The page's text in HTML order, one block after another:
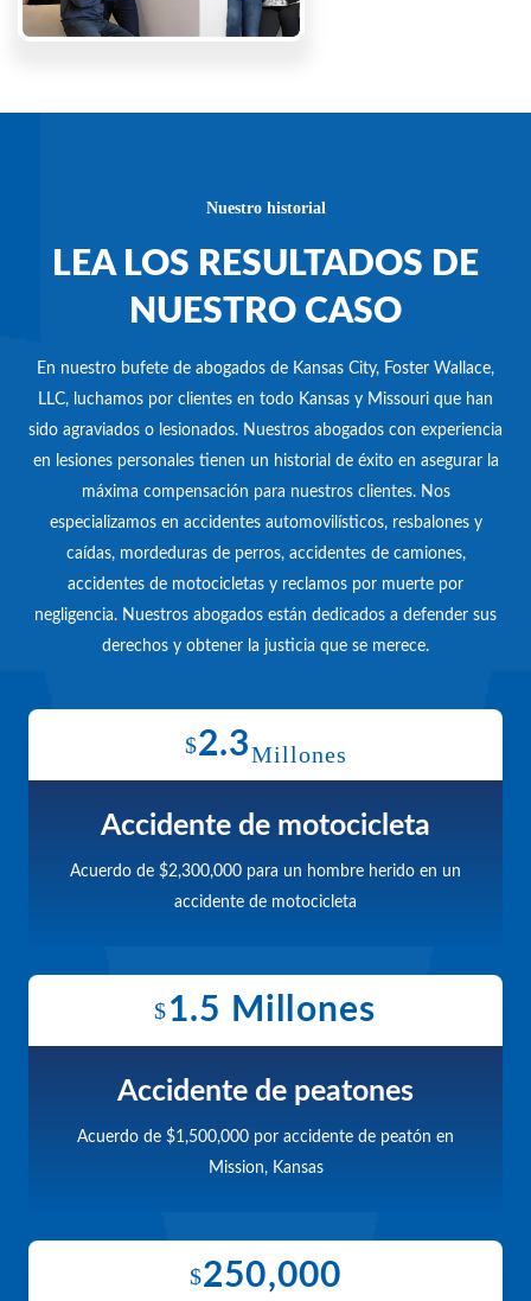
Nuestro historial
LEA LOS RESULTADOS DE
NUESTRO CASO
En nuestro bufete de abogados de Kansas City, Foster Wallace,
LLC, luchamos por clientes en todo Kansas y Missouri que han
sido agraviados o lesionados. Nuestros abogados con experiencia
en lesiones personales tienen un historial de éxito en asegurar la
máxima compensación para nuestros clientes. Nos
especializamos en accidentes automovilísticos, resbalones y
caídas, mordeduras de perros, accidentes de camiones,
accidentes de motocicletas y reclamos por muerte por
negligencia. Nuestros abogados están dedicados a defender sus
derechos y obtener la justicia que se merece.
$2.3Millones
Accidente de motocicleta
Acuerdo de $2,300,000 para un hombre herido en un
accidente de motocicleta
$1.5 Millones
Accidente de peatones
Acuerdo de $1,500,000 por accidente de peatón en
Mission, Kansas
$250,000